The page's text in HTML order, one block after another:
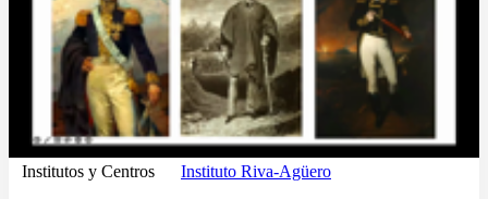
Institutos y Centros Instituto Riva-Agüero